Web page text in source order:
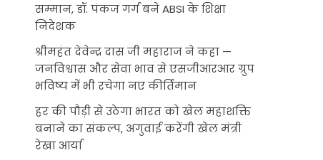
सम्मान, डॉ. पंकज गर्ग बने ABSI के शिक्षा
निदेशक
श्रीमहंत देवेन्द्र दास जी महाराज ने कहा —
जनविश्वास और सेवा भाव से एसजीआरआर ग्रुप
भविष्य में भी रचेगा नए कीर्तिमान
हर की पौड़ी से उठेगा भारत को खेल महाशक्ति
बनाने का संकल्प, अगुवाई करेंगी खेल मंत्री
रेखा आर्या